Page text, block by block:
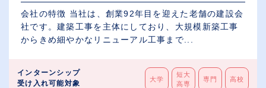
会社の特徴 当社は、創業92年目を迎えた老舗の建設会
社です。建築工事を主体にしており、大規模新築工事
からきめ細やかなリニューアル工事まで...
インターンシップ
受け入れ可能対象
大学
短大
高専
専門 高校